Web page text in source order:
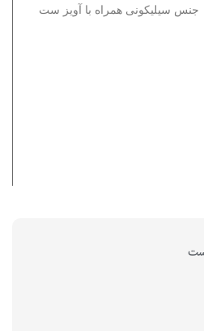
جنس سیلیکونی همراه با آویز ست